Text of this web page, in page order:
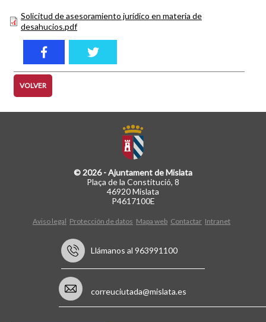
Solicitud de asesoramiento jurídico en materia de
desahucios.pdf
VOLVER
© 2026 - Ajuntament de Mislata
Plaça de la Constitució, 8
46920 Mislata
P4617100E
Aviso legal Protección de datos Mapa web Contactar Intranet
Llámanos al 963991100
correuciutada@mislata.es